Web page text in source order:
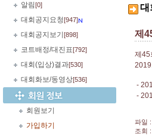
알림[0]
대회공지요청[947]
대회공지보기 [898]
코트배정/대진표[792]
대회(입상)결과[530]
대회화보/동영상[536]
회원보기
가입하기
대
제
제45
-
-
파일 :
조회